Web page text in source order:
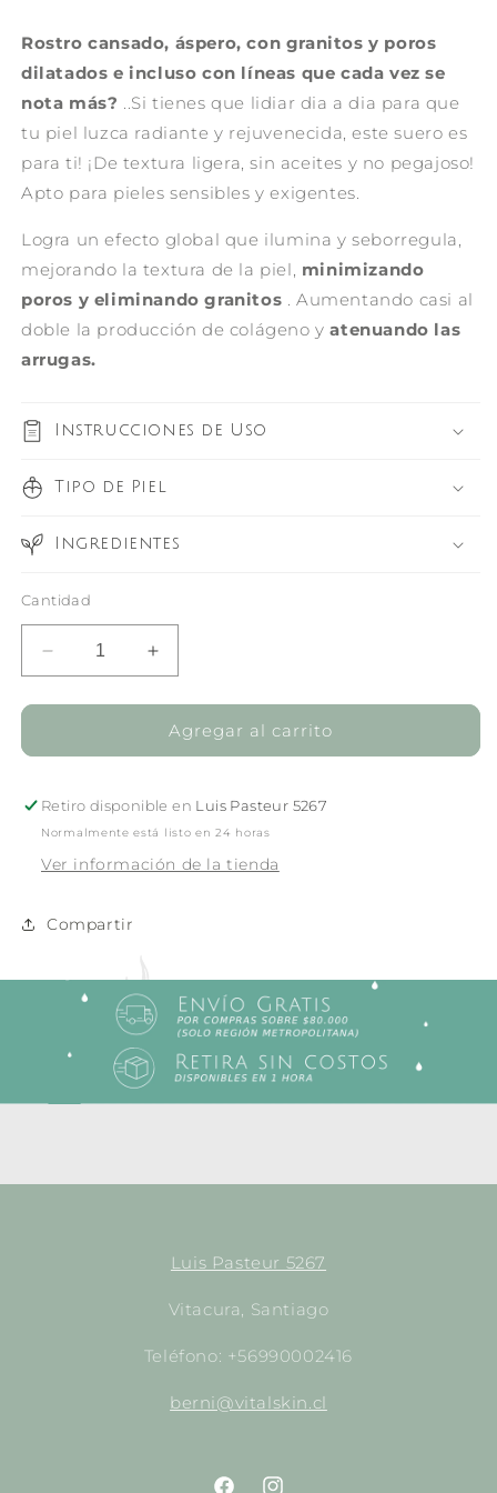
Rostro cansado, áspero, con granitos y poros
dilatados e incluso con líneas que cada vez se
nota más? ..Si tienes que lidiar dia a dia para que
tu piel luzca radiante y rejuvenecida, este suero es
para ti! ¡De textura ligera, sin aceites y no pegajoso!
Apto para pieles sensibles y exigentes.
Logra un efecto global que ilumina y seborregula,
mejorando la textura de la piel, minimizando
poros y eliminando granitos . Aumentando casi al
doble la producción de colágeno yatenuando las
arrugas.
Instrucciones de Uso
Tipo de Piel
Ingredientes
Cantidad
Reducir
cantidad
para
Recovery
30ml
Aumentar
cantidad
para
Kombucha
Recovery
30ml
Agregar al carrito
Retiro disponible en Luis Pasteur 5267
Normalmente está listo en 24 horas
Ver información de la tienda
Compartir
Luis Pasteur 5267
Vitacura, Santiago
Teléfono: +56990002416
berni@vitalskin.cl